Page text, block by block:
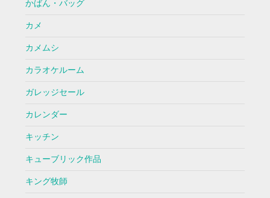
かばん・バッグ
カメ
カメムシ
カラオケルーム
ガレッジセール
カレンダー
キッチン
キューブリック作品
キング牧師